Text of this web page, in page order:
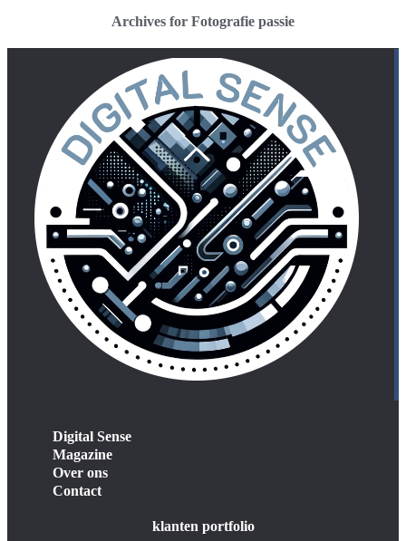
Archives for Fotografie passie
Digital Sense
Magazine
Over ons
Contact
klanten portfolio